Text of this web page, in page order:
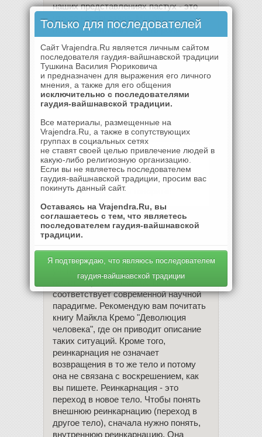
наших представлениях пастух - это
посоветовали Богу занять роль
волнуйтесь, Он эту роль уже
занимает, т.к. весь мир и мы с вами
работаем на Его программном
обеспечении. Бог не ограничен одной
ролью. Он один, но Он не однозначен.
образованный пастух (Улыбается)
- Мы умираем со смертью нашего
тела - это очевидно! Никто из
мертвых еще не воскрес. О какой
реинкарнации вы говорите!
- Вы плохо знакомы с реальностью.
Есть множество случаев, когда души
умерших людей вступают в контакты
случаев задокументированы
учеными. Другое дело, что это не
имеет широкой огласки, т.к. не
соответствует современной научной
парадигме. Рекомендую вам почитать
книгу Майкла Кремо "Деволюция
человека", где он приводит описание
таких ситуаций. Кроме того,
реинкарнация не означает
возвращения в то же тело и потому
она не связана с воскрешением, как
вы пишете. Реинкарнация - это
переход в новое тело. Чтобы понять
внешнюю реинкарнацию (переход в
другое тело), сначала нужно понять,
внутреннюю реинкарнацию. Она
Только для последователей
Сайт Vrajendra.Ru является личным сайтом
последователя гаудия-вайшнавской традиции
Тушкина Василия Рюриковича
и предназначен для выражения его личного
мнения, а также для его общения
исключительно с последователями
гаудия-вайшнавской традиции.
Все материалы, размещенные на
Vrajendra.Ru, а также в сопутствующих
группах в социальных сетях
не ставят своей целью привлечение людей в
какую-либо религиозную организацию.
Если вы не являетесь последователем
гаудия-вайшнавской традиции, просим вас
покинуть данный сайт.
Оставаясь на Vrajendra.Ru, вы
соглашаетесь с тем, что являетесь
последователем гаудия-вайшнавской
традиции.
Я подтверждаю, что являюсь последователем
гаудия-вайшнавской традиции